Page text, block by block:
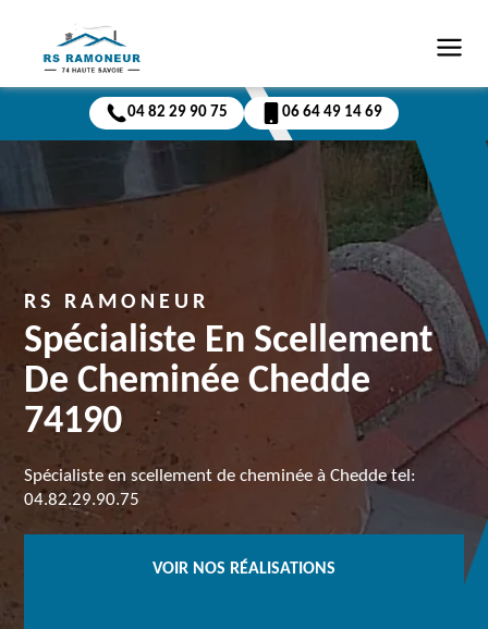
04 82 29 90 75 06 64 49 14 69
RS RAMONEUR
Spécialiste En Scellement
De Cheminée Chedde
74190
Spécialiste en scellement de cheminée à Chedde tel:
04.82.29.90.75
VOIR NOS RÉALISATIONS